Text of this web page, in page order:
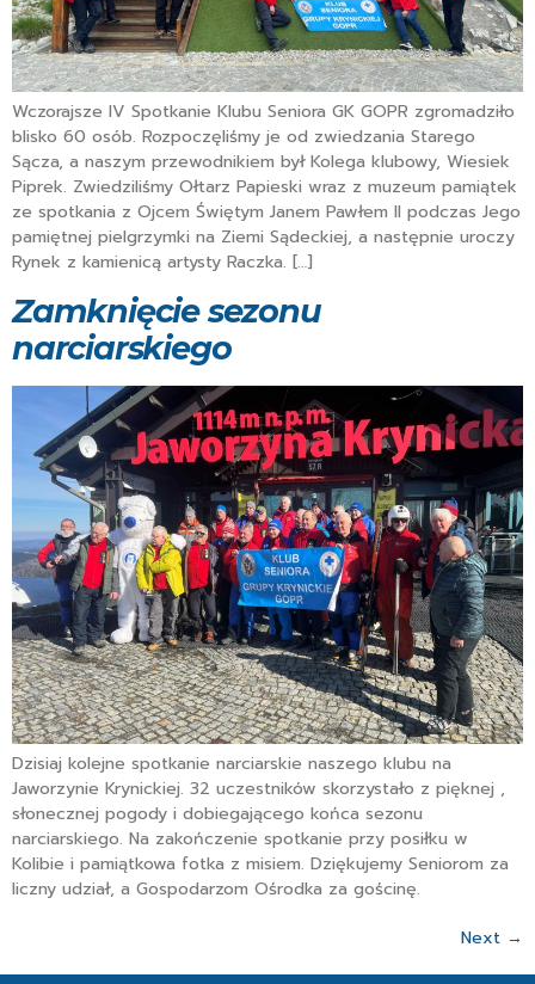
Wczorajsze IV Spotkanie Klubu Seniora GK GOPR zgromadziło
blisko 60 osób. Rozpoczęliśmy je od zwiedzania Starego
Sącza, a naszym przewodnikiem był Kolega klubowy, Wiesiek
Piprek. Zwiedziliśmy Ołtarz Papieski wraz z muzeum pamiątek
ze spotkania z Ojcem Świętym Janem Pawłem II podczas Jego
pamiętnej pielgrzymki na Ziemi Sądeckiej, a następnie uroczy
Rynek z kamienicą artysty Raczka. […]
Zamknięcie sezonu
narciarskiego
Dzisiaj kolejne spotkanie narciarskie naszego klubu na
Jaworzynie Krynickiej. 32 uczestników skorzystało z pięknej ,
słonecznej pogody i dobiegającego końca sezonu
narciarskiego. Na zakończenie spotkanie przy posiłku w
Kolibie i pamiątkowa fotka z misiem. Dziękujemy Seniorom za
liczny udział, a Gospodarzom Ośrodka za gościnę.
Next →